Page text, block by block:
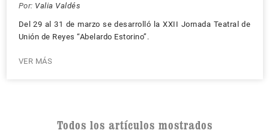
Por: Valia Valdés
Del 29 al 31 de marzo se desarrolló la XXII Jornada Teatral de
Unión de Reyes “Abelardo Estorino”.
VER MÁS
Todos los artículos mostrados